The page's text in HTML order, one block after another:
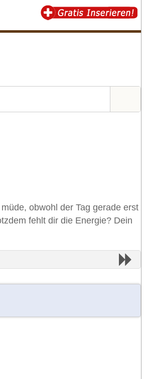
obwohl der Tag gerade erst
fehlt dir die Energie? Dein